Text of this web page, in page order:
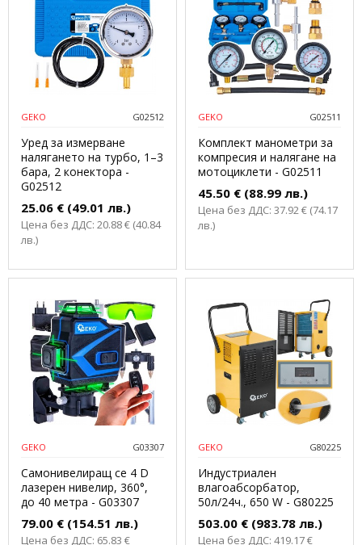
GEKO G02512
Уред за измерване
налягането на турбо, 1–3
бара, 2 конектора -
G02512
25.06 € (49.01 лв.)
Цена без ДДС: 20.88 € (40.84
лв.)
GEKO G02511
Комплект манометри за
компресия и налягане на
мотоциклети - G02511
45.50 € (88.99 лв.)
Цена без ДДС: 37.92 € (74.17
лв.)
GEKO G03307
Самонивелиращ се 4 D
лазерен нивелир, 360°,
до 40 метра - G03307
79.00 € (154.51 лв.)
Цена без ДДС: 65.83 €
GEKO G80225
Индустриален
влагоабсорбатор,
50л/24ч., 650 W - G80225
503.00 € (983.78 лв.)
Цена без ДДС: 419.17 €